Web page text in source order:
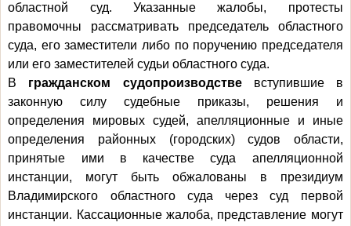
областной суд. Указанные жалобы, протесты
правомочны рассматривать председатель областного
суда, его заместители либо по поручению председателя
или его заместителей судьи областного суда.
В гражданском судопроизводствевступившие в
законную силу судебные приказы, решения и
определения мировых судей, апелляционные и иные
определения районных (городских) судов области,
принятые ими в качестве суда апелляционной
инстанции, могут быть обжалованы в президиум
Владимирского областного суда через суд первой
инстанции. Кассационные жалоба, представление могут